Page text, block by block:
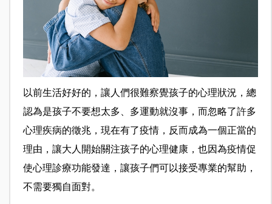
以前生活好好的，讓人們很難察覺孩子的心理狀況，總
認為是孩子不要想太多、多運動就沒事，而忽略了許多
心理疾病的徵兆，現在有了疫情，反而成為一個正當的
理由，讓大人開始關注孩子的心理健康，也因為疫情促
使心理診療功能發達，讓孩子們可以接受專業的幫助，
不需要獨自面對。